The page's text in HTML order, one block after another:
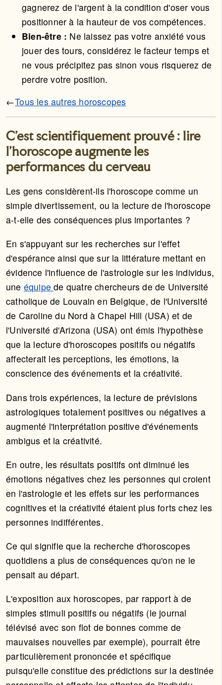
gagnerez de l'argent à la condition d'oser vous
positionner à la hauteur de vos compétences.
Bien-être : Ne laissez pas votre anxiété vous
jouer des tours, considérez le facteur temps et
ne vous précipitez pas sinon vous risquerez de
perdre votre position.
←Tous les autres horoscopes
C'est scientifiquement prouvé : lire
l'horoscope augmente les
performances du cerveau
Les gens considèrent-ils l'horoscope comme un
simple divertissement, ou la lecture de l'horoscope
a-t-elle des conséquences plus importantes ?
En s'appuyant sur les recherches sur l'effet
d'espérance ainsi que sur la littérature mettant en
évidence l'influence de l'astrologie sur les individus,
une équipede quatre chercheurs de de Université
catholique de Louvain en Belgique, de l'Université
de Caroline du Nord à Chapel Hill (USA) et de
l'Université d'Arizona (USA) ont émis l'hypothèse
que la lecture d'horoscopes positifs ou négatifs
affecterait les perceptions, les émotions, la
conscience des événements et la créativité.
Dans trois expériences, la lecture de prévisions
astrologiques totalement positives ou négatives a
augmenté l'interprétation positive d'événements
ambigus et la créativité.
En outre, les résultats positifs ont diminué les
émotions négatives chez les personnes qui croient
en l'astrologie et les effets sur les performances
cognitives et la créativité étaient plus forts chez les
personnes indifférentes.
Ce qui signifie que la recherche d'horoscopes
quotidiens a plus de conséquences qu'on ne le
pensait au départ.
L'exposition aux horoscopes, par rapport à de
simples stimuli positifs ou négatifs (le journal
télévisé avec son flot de bonnes comme de
mauvaises nouvelles par exemple), pourrait être
particulièrement prononcée et spécifique
puisqu'elle constitue des prédictions sur la destinée